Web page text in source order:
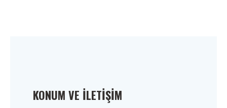
KONUM VE İLETIŞIM